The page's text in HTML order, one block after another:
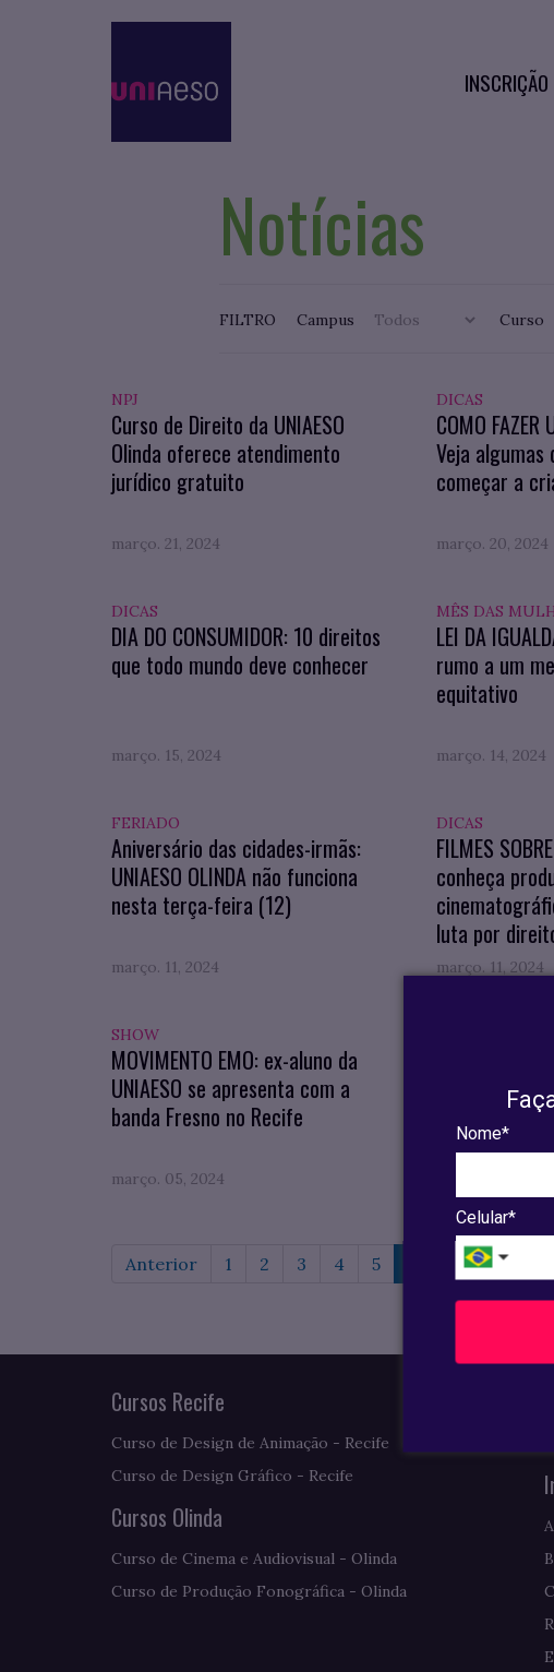
Nome*
Celular*
INSCRIÇÃO
Notícias
FILTRO Campus Curso
NPJ
Curso de Direito da UNIAESO
Olinda oferece atendimento
jurídico gratuito
março. 21, 2024
DICAS
COMO FAZER
Veja algumas
começar a
março. 20, 2024
DICAS
DIA DO CONSUMIDOR: 10 direitos
que todo mundo deve conhecer
março. 15, 2024
MÊS DAS
LEI DA
rumo a um
equitativo
março. 14, 2024
FERIADO
Aniversário das cidades-irmãs:
UNIAESO OLINDA não funciona
nesta terça-feira (12)
março. 11, 2024
DICAS
FILMES
conheça
luta por
março. 11, 2024
SHOW
MOVIMENTO EMO: ex-aluno da
UNIAESO se apresenta com a
banda Fresno no Recife
março. 05, 2024
UNIAESO
trabalhos
como se
Anterior 1 2 3 4 5 8
Cursos Recife
Curso de Design de Animação - Recife
Curso de Design Gráfico - Recife
Cursos Olinda
Curso de Cinema e Audiovisual - Olinda
Curso de Produção Fonográfica - Olinda